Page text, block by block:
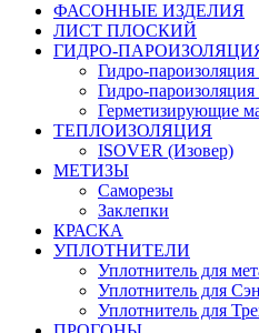
ФАСОННЫЕ ИЗДЕЛИЯ
ЛИСТ ПЛОСКИЙ
ГИДРО-
Гидро-
Гидро-
Герметизирующие
ТЕПЛОИЗОЛЯЦИЯ
ISOVER (Изовер)
МЕТИЗЫ
Саморезы
Заклепки
КРАСКА
УПЛОТНИТЕЛИ
Уплотнитель для
Уплотнитель для
Уплотнитель для